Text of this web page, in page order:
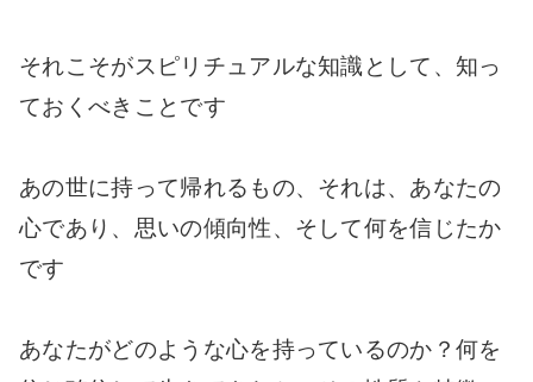
それこそがスピリチュアルな知識として、知っ
ておくべきことです
あの世に持って帰れるもの、それは、あなたの
心であり、思いの傾向性、そして何を信じたか
です
あなたがどのような心を持っているのか？何を